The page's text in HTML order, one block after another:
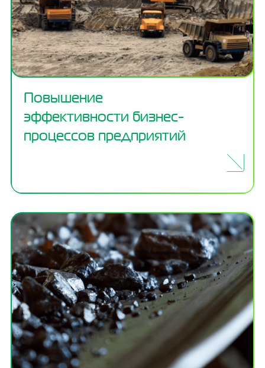
Повышение
эффективности бизнес-
процессов предприятий